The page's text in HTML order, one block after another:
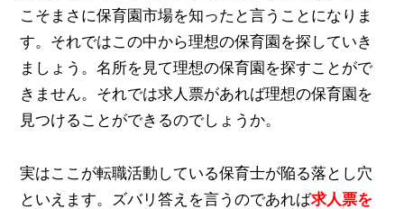
こそまさに保育園市場を知ったと言うことになりま
す。それではこの中から理想の保育園を探していき
ましょう。名所を見て理想の保育園を探すことがで
きません。それでは求人票があれば理想の保育園を
見つけることができるのでしょうか。
実はここが転職活動している保育士が陥る落とし穴
といえます。ズバリ答えを言うのであれば求人票を